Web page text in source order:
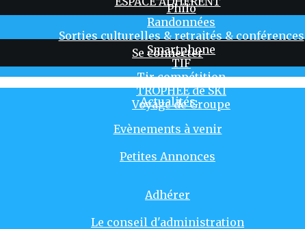
Philo
Randonnées
Sorties culturelles & retraités & conférences
Smartphone
TIF
Tir compétition
TROPHÉE de SKI
Voyage de Groupe
Se connecter
Actualités
Evènements à venir
Petites Annonces
Adhérer
Le conseil d'administration